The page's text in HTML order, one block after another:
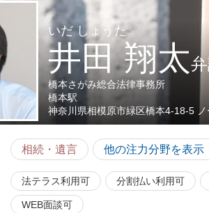
いだ しょうた
井田 翔太
橋本さがみ総合法律事務所
橋本駅
神奈川県相模原市緑区橋本4-18-5
相続・遺言 他の注力分野を表示
法テラス利用可 分割払い利用可
WEB面談可